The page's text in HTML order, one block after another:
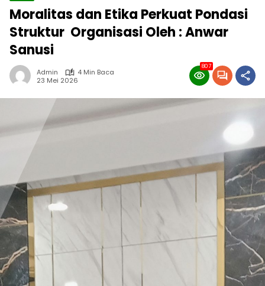
Moralitas dan Etika Perkuat Pondasi
Struktur Organisasi Oleh : Anwar
Sanusi
Admin
4 Min Baca
23 Mei 2026
807